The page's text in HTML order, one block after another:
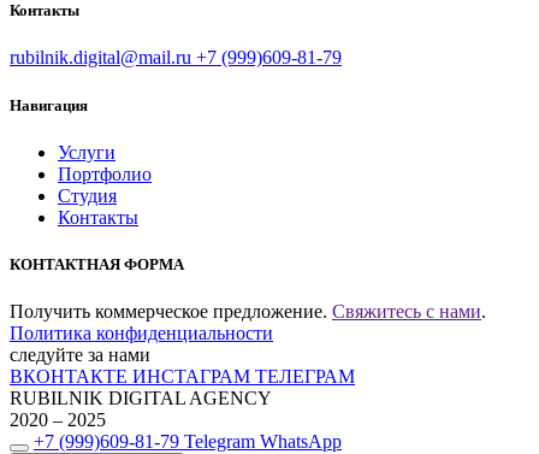
Контакты
rubilnik.digital@mail.ru +7 (999)609-81-79
Навигация
Услуги
Портфолио
Студия
Контакты
КОНТАКТНАЯ ФОРМА
Получить коммерческое предложение. Свяжитесь с нами.
Политика конфиденциальности
следуйте за нами
ВКОНТАКТЕ ИНСТАГРАМ ТЕЛЕГРАМ
RUBILNIK DIGITAL AGENCY
2020 – 2025
+7 (999)609-81-79 Telegram WhatsApp